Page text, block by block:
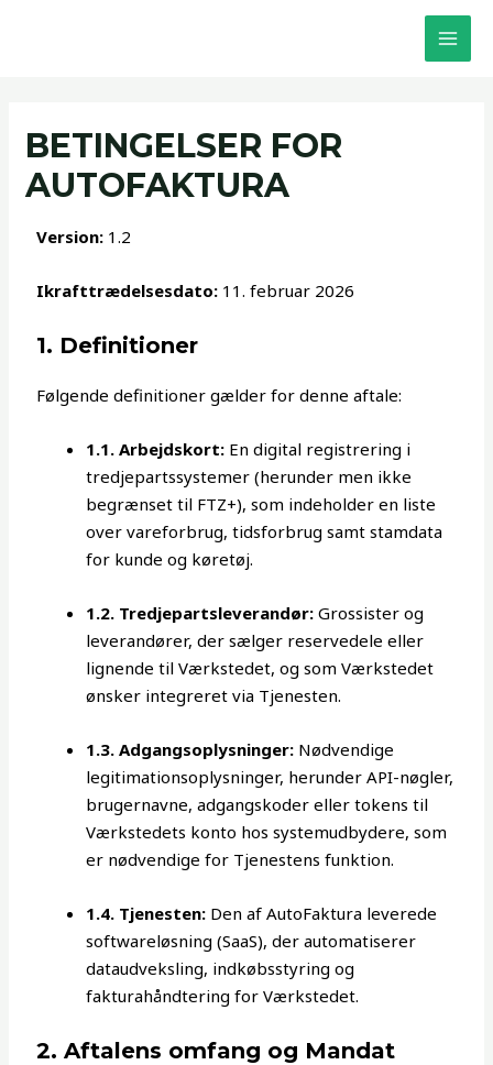
BETINGELSER FOR
AUTOFAKTURA
Version: 1.2
Ikrafttrædelsesdato: 11. februar 2026
1. Definitioner
Følgende definitioner gælder for denne aftale:
1.1. Arbejdskort: En digital registrering i
tredjepartssystemer (herunder men ikke
begrænset til FTZ+), som indeholder en liste
over vareforbrug, tidsforbrug samt stamdata
for kunde og køretøj.
1.2. Tredjepartsleverandør: Grossister og
leverandører, der sælger reservedele eller
lignende til Værkstedet, og som Værkstedet
ønsker integreret via Tjenesten.
1.3. Adgangsoplysninger: Nødvendige
legitimationsoplysninger, herunder API-nøgler,
brugernavne, adgangskoder eller tokens til
Værkstedets konto hos systemudbydere, som
er nødvendige for Tjenestens funktion.
1.4. Tjenesten: Den af AutoFaktura leverede
softwareløsning (SaaS), der automatiserer
dataudveksling, indkøbsstyring og
fakturahåndtering for Værkstedet.
2. Aftalens omfang og Mandat